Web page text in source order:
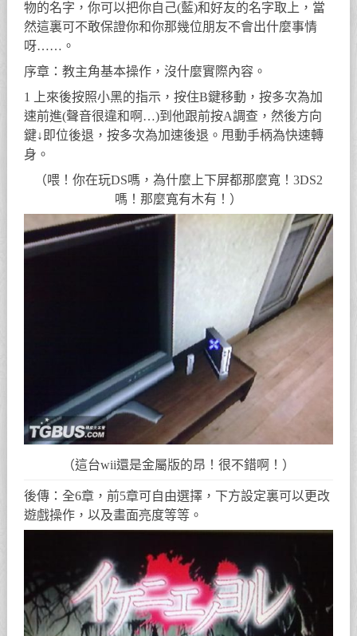
物的名字，你可以把你自己(藍)和好友的名字取上，當
然這裏可不敢保證你和你那幾位朋友不會出什麼事情
呀……。
序章：教主角基本操作，沒什麼實際內容。
1 上來後按照小黑的指示，按住B鍵移動，按多次為加
速前進(聲音很違和啊…)到他跟前按A調查，然後方向
鍵↓即位後退，按多次為加速後退。甩動手柄為快速轉
身。
（喂！你在玩DS嗎，為什麼上下屏都那麼寬！3DS2
嗎！那麼寬有木有！）
（這台wii還是金屬版的昂！很不錯啊！）
後傳：全6章，前5章可自由選擇，下方設定裏可以更改
遊戲操作，以及畫面亮度等等。